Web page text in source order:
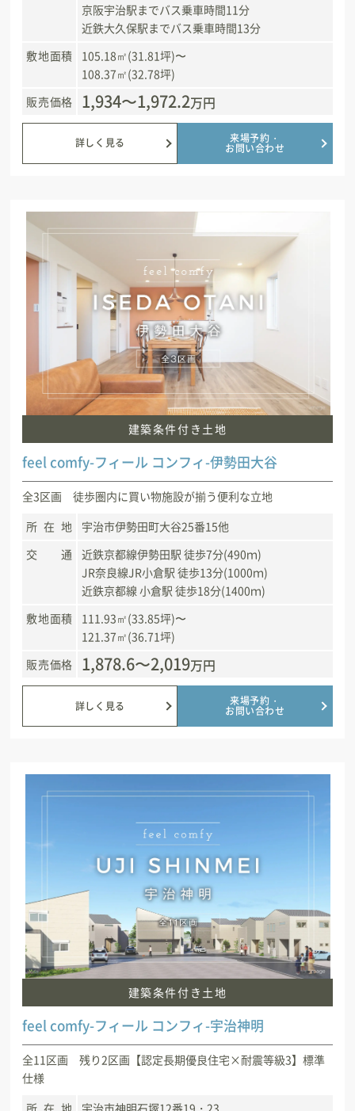
京阪宇治駅までバス乗車時間11分
近鉄大久保駅までバス乗車時間13分
敷地面積
105.18㎡(31.81坪)〜
108.37㎡(32.78坪)
販売価格
1,934〜1,972.2万円
詳しく見る 来場予約・
お問い合わせ
建築条件付き土地
feel comfy-フィール コンフィ-伊勢田大谷
全3区画 徒歩圏内に買い物施設が揃う便利な立地
所在地
宇治市伊勢田町大谷25番15他
交通
近鉄京都線伊勢田駅 徒歩7分(490ｍ)
JR奈良線JR小倉駅 徒歩13分(1000ｍ)
近鉄京都線 小倉駅 徒歩18分(1400ｍ)
敷地面積
111.93㎡(33.85坪)〜
121.37㎡(36.71坪)
販売価格
1,878.6〜2,019万円
詳しく見る 来場予約・
お問い合わせ
建築条件付き土地
feel comfy-フィール コンフィ-宇治神明
全11区画 残り2区画【認定長期優良住宅×耐震等級3】標準
仕様